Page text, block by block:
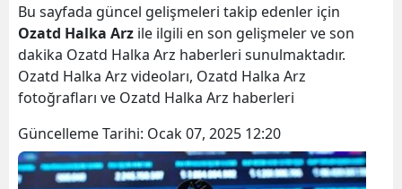
Bu sayfada güncel gelişmeleri takip edenler için
Ozatd Halka Arz ile ilgili en son gelişmeler ve son
dakika Ozatd Halka Arz haberleri sunulmaktadır.
Ozatd Halka Arz videoları, Ozatd Halka Arz
fotoğrafları ve Ozatd Halka Arz haberleri
Güncelleme Tarihi: Ocak 07, 2025 12:20